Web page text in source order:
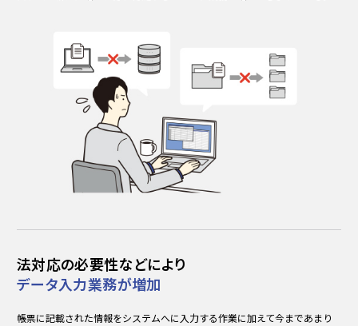
法対応の必要性などにより
データ入力業務が増加
帳票に記載された情報をシステムへに入力する作業に加えて今まであまり